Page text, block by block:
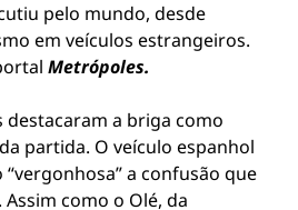
pelo mundo, desde
em veículos estrangeiros.
Metrópoles.
destacaram a briga como
partida. O veículo espanhol
“vergonhosa” a confusão que
como o Olé, da